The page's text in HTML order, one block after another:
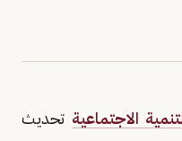
الاجتماعية تحديث